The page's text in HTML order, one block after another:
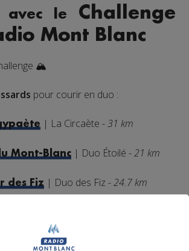
avec le Challenge
Mont Blanc
🏔️
pour courir en duo :
| La Circaète -31 km
Mont-Blanc | Duo Étoilé -21 km
des Fiz | Duo des Fiz -24.7 km
et dites-nous avec qui vous voulez
Challenge Trail Radio Mont Blanc